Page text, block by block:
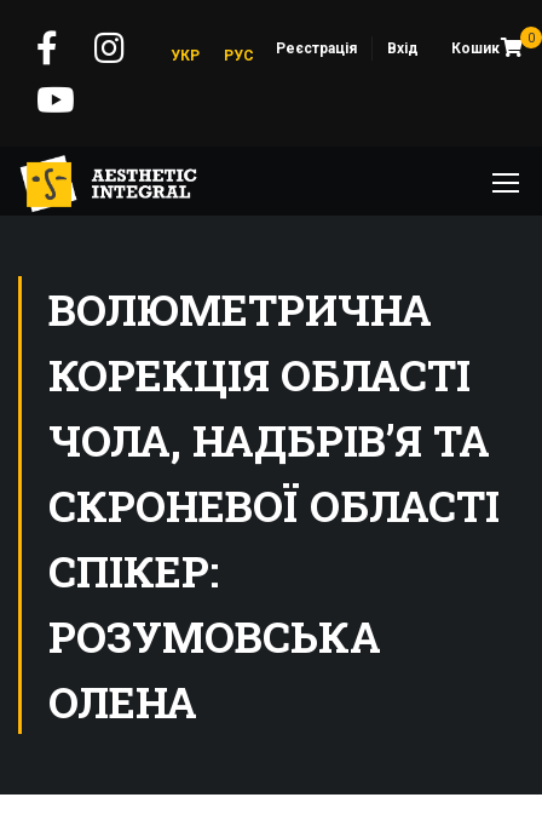
0
Реєстрація Вхід Кошик
УКР РУС
ВОЛЮМЕТРИЧНА
КОРЕКЦІЯ ОБЛАСТІ
ЧОЛА, НАДБРІВ’Я ТА
СКРОНЕВОЇ ОБЛАСТІ
СПІКЕР:
РОЗУМОВСЬКА
ОЛЕНА